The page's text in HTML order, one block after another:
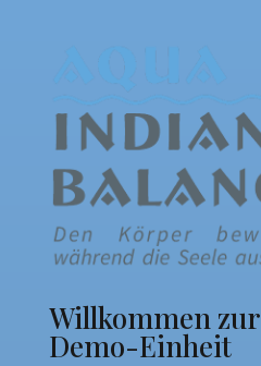
Willkommen zur
Demo-Einheit